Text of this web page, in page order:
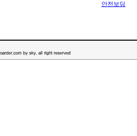
안전보딩